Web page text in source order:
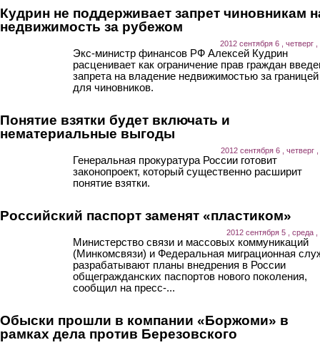
Кудрин не поддерживает запрет чиновникам
недвижимость за рубежом
2012 сентября 6 , четверг ,
Экс-министр финансов РФ Алексей Кудрин
расценивает как ограничение прав граждан
запрета на владение недвижимостью за границей
для чиновников.
Понятие взятки будет включать и
нематериальные выгоды
2012 сентября 6 , четверг
Генеральная прокуратура России готовит
законопроект, который существенно расширит
понятие взятки.
Российский паспорт заменят «пластиком»
2012 сентября 5 , среда ,
Министерство связи и массовых коммуникаций
(Минкомсвязи) и Федеральная миграционная
разрабатывают планы внедрения в России
общегражданских паспортов нового поколения,
сообщил на пресс-...
Обыски прошли в компании «Боржоми» в
рамках дела против Березовского